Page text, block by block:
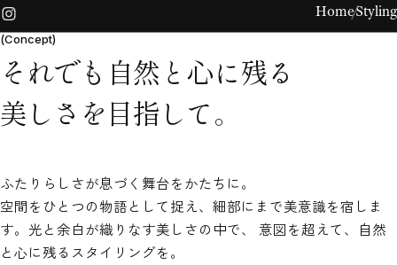
Ceremony
Ba nque t
Styl ng
Dr e ss
Food
Gi ft
(Overview)
Workshop
F AQ
Gue s
Contac
HomeStyling
(Concept)
それでも自然と心に残る
美しさを目指して。
ふたりらしさが息づく舞台をかたちに。
空間をひとつの物語として捉え、細部にまで美意識を宿しま
す。光と余白が織りなす美しさの中で、 意図を超えて、自然
と心に残るスタイリングを。